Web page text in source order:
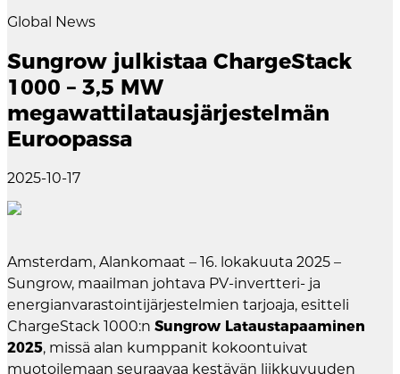
Global News
Sungrow julkistaa ChargeStack
1000 – 3,5 MW
megawattilatausjärjestelmän
Euroopassa
2025-10-17
Amsterdam, Alankomaat – 16. lokakuuta 2025 –
Sungrow, maailman johtava PV-invertteri- ja
energianvarastointijärjestelmien tarjoaja, esitteli
ChargeStack 1000:n Sungrow Lataustapaaminen
2025, missä alan kumppanit kokoontuivat
muotoilemaan seuraavaa kestävän liikkuvuuden